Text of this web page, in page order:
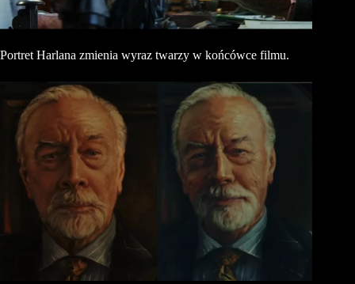
Portret Harlana zmienia wyraz twarzy w końcówce filmu.